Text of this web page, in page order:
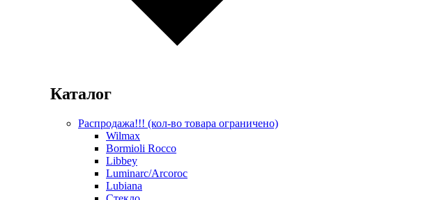
Каталог
Распродажа!!! (кол-во товара ограничено)
Wilmax
Bormioli Rocco
Libbey
Luminarc/Arcoroc
Lubiana